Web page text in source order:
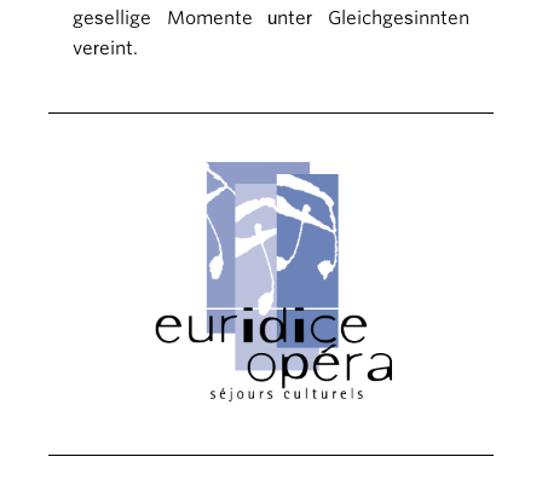
gesellige Momente unter Gleichgesinnten
vereint.